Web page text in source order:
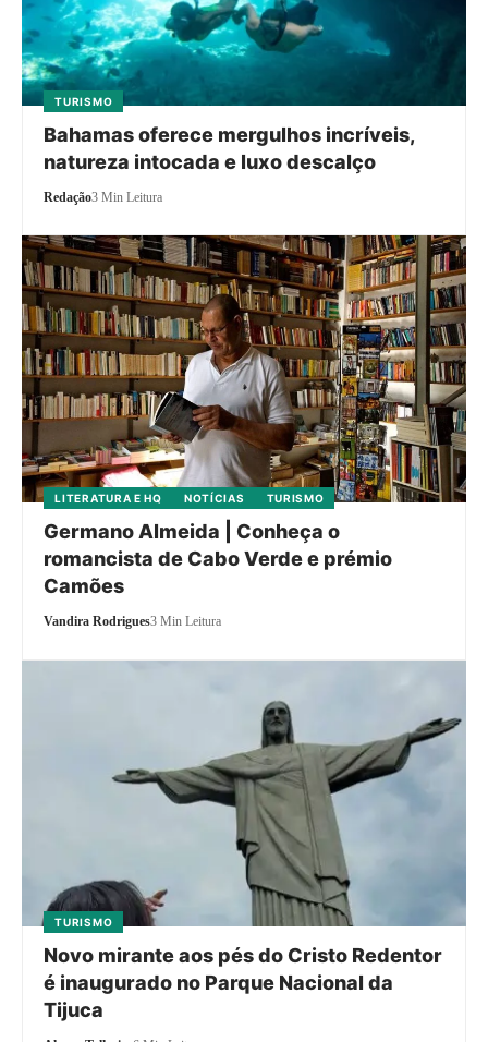
TURISMO
Bahamas oferece mergulhos incríveis,
natureza intocada e luxo descalço
Redação3 Min Leitura
LITERATURA E HQ NOTÍCIAS TURISMO
Germano Almeida | Conheça o
romancista de Cabo Verde e prémio
Camões
Vandira Rodrigues3 Min Leitura
TURISMO
Novo mirante aos pés do Cristo Redentor
é inaugurado no Parque Nacional da
Tijuca